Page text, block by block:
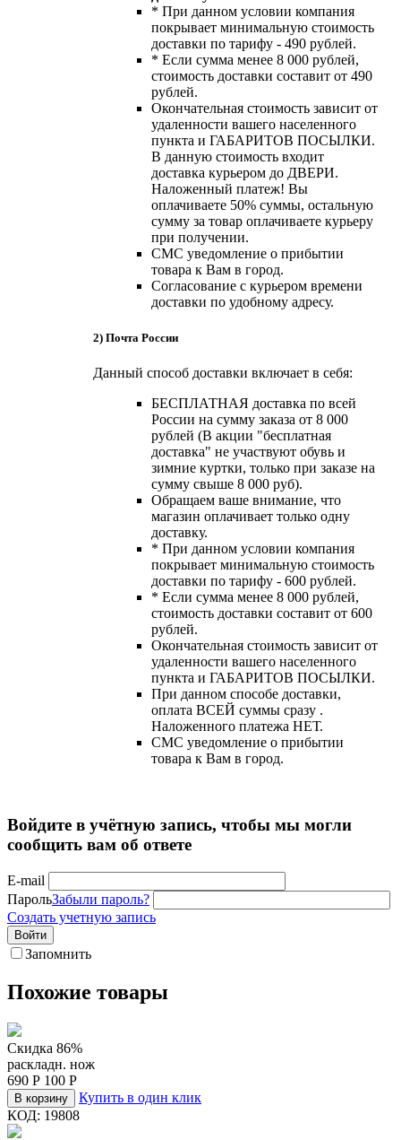
* При данном условии компания
покрывает минимальную стоимость
доставки по тарифу - 490 рублей.
* Если сумма менее 8 000 рублей,
стоимость доставки составит от 490
рублей.
Окончательная стоимость зависит от
удаленности вашего населенного
пункта и ГАБАРИТОВ ПОСЫЛКИ.
В данную стоимость входит
доставка курьером до ДВЕРИ.
Наложенный платеж! Вы
оплачиваете 50% суммы, остальную
сумму за товар оплачиваете курьеру
при получении.
СМС уведомление о прибытии
товара к Вам в город.
Согласование с курьером времени
доставки по удобному адресу.
2) Почта России
Данный способ доставки включает в себя:
БЕСПЛАТНАЯ доставка по всей
России на сумму заказа от 8 000
рублей (В акции "бесплатная
доставка" не участвуют обувь и
зимние куртки, только при заказе на
сумму свыше 8 000 руб).
Обращаем ваше внимание, что
магазин оплачивает только одну
доставку.
* При данном условии компания
покрывает минимальную стоимость
доставки по тарифу - 600 рублей.
* Если сумма менее 8 000 рублей,
стоимость доставки составит от 600
рублей.
Окончательная стоимость зависит от
удаленности вашего населенного
пункта и ГАБАРИТОВ ПОСЫЛКИ.
При данном способе доставки,
оплата ВСЕЙ суммы сразу .
Наложенного платежа НЕТ.
СМС уведомление о прибытии
товара к Вам в город.
Войдите в учётную запись, чтобы мы могли
сообщить вам об ответе
E-mail
ПарольЗабыли пароль?
Создать учетную запись
Войти
Запомнить
Похожие товары
Скидка 86%
раскладн. нож
690 Р 100 Р
В корзину
Купить в один клик
КОД: 19808